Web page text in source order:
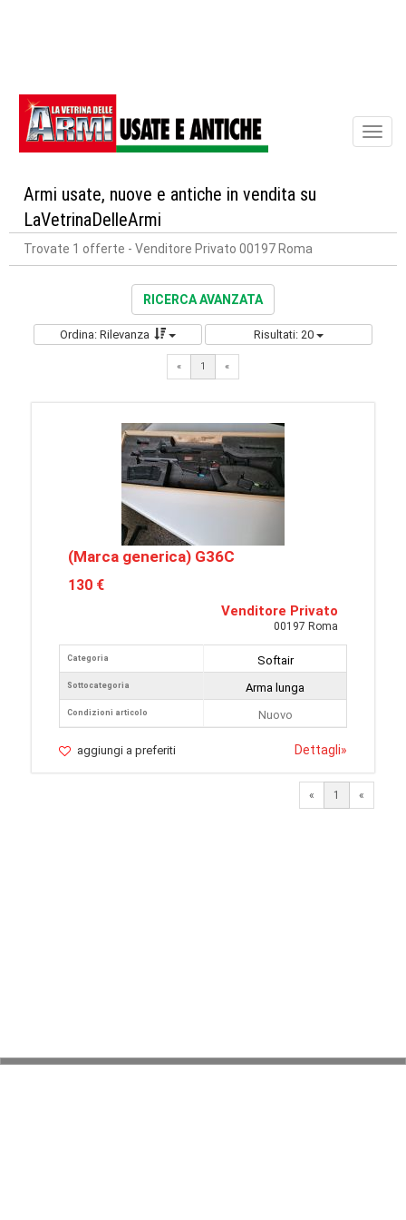
Armi usate, nuove e antiche in vendita su
LaVetrinaDelleArmi
Trovate 1 offerte - Venditore Privato 00197 Roma
RICERCA AVANZATA
Ordina: Rilevanza Risultati: 20
« 1 «
(Marca generica) G36C
130 €
Venditore Privato
00197 Roma
Categoria
Sottocategoria
Condizioni articolo
Softair
Arma lunga
Nuovo
aggiungi a preferiti Dettagli»
« 1 «